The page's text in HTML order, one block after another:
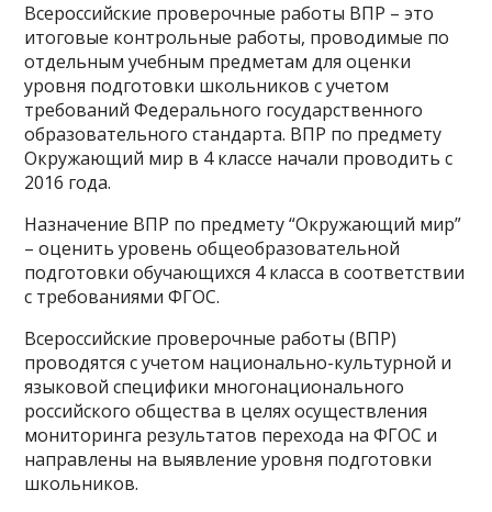
Всероссийские проверочные работы ВПР – это
итоговые контрольные работы, проводимые по
отдельным учебным предметам для оценки
уровня подготовки школьников с учетом
требований Федерального государственного
образовательного стандарта. ВПР по предмету
Окружающий мир в 4 классе начали проводить с
2016 года.
Назначение ВПР по предмету “Окружающий мир”
– оценить уровень общеобразовательной
подготовки обучающихся 4 класса в соответствии
с требованиями ФГОС.
Всероссийские проверочные работы (ВПР)
проводятся с учетом национально-культурной и
языковой специфики многонационального
российского общества в целях осуществления
мониторинга результатов перехода на ФГОС и
направлены на выявление уровня подготовки
школьников.